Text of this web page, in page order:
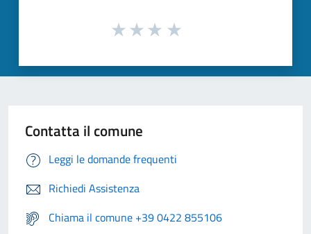
Contatta il comune
Leggi le domande frequenti
Richiedi Assistenza
Chiama il comune +39 0422 855106